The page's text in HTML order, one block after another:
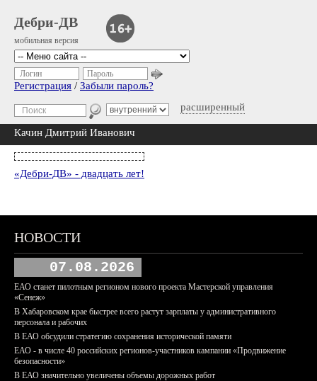
Дебри-ДВ
мобильная версия
расширенный
Логин Пароль
Регистрация / Забыли пароль?
Качин Дмитрий Иванович
«Дебри-ДВ» - двадцать лет!
НОВОСТИ
07.08.2026
ЕАО станет пилотным регионом нового проекта Мастерской управления
«Сенеж»
В Хабаровском крае быстрее всего растут зарплаты у административного
персонала и рабочих
В ЕАО обсудили стратегию сохранения исторической памяти
ЕАО - в числе 40 российских регионов-участников кампании «Продвижение
безопасности»
В ЕАО значительно увеличены объемы дорожных работ